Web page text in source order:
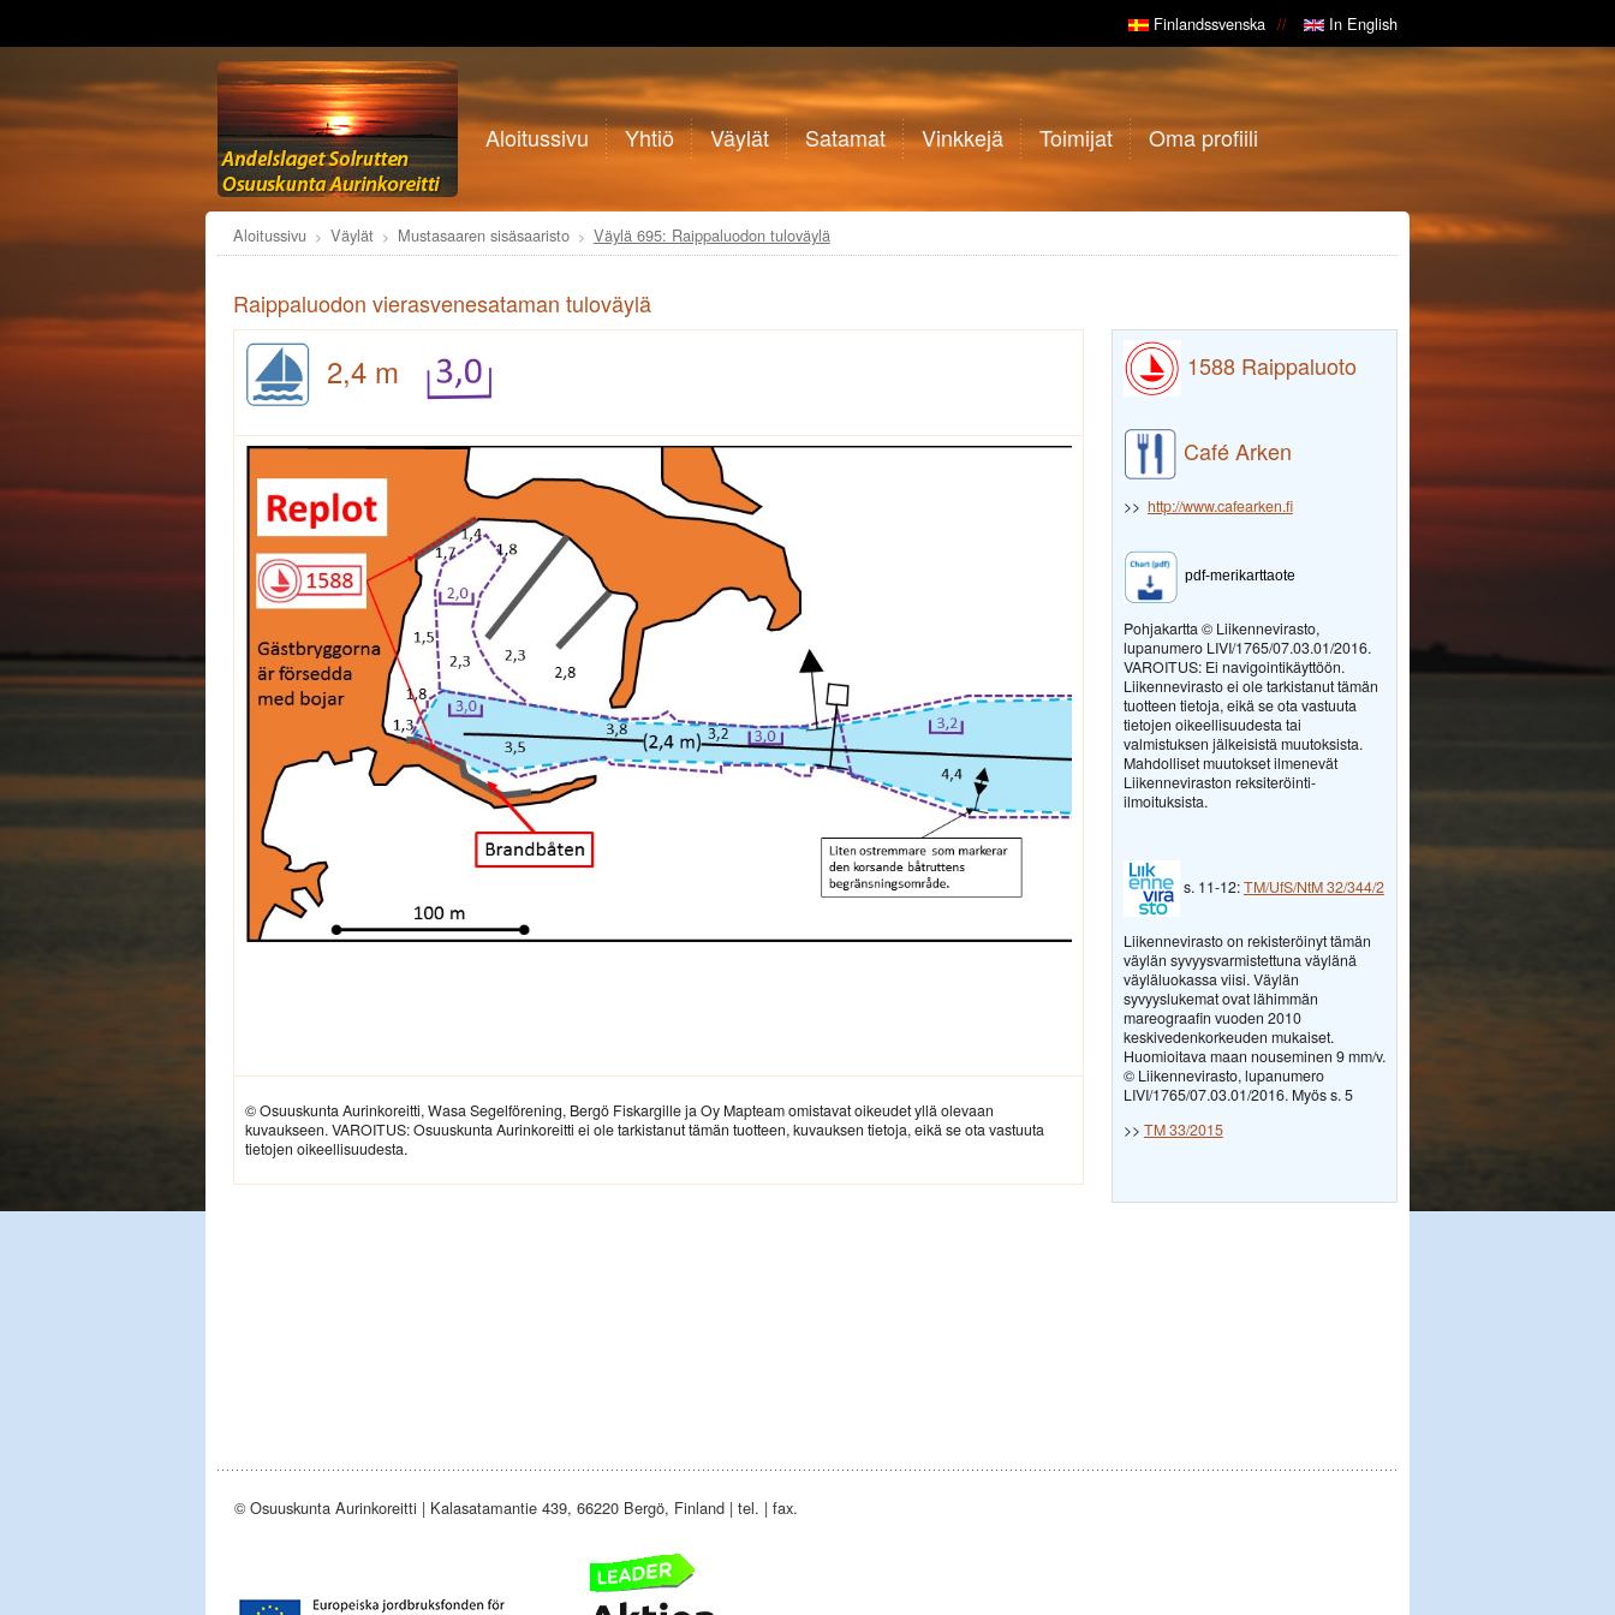
Finlandssvenska In English
Aloitussivu Yhtiö Väylät Satamat Vinkkejä Toimijat Oma profiili
Aloitussivu Väylät Mustasaaren sisäsaaristo Väylä 695: Raippaluodon tuloväylä
Raippaluodon vierasvenesataman tuloväylä
2,4 m
© Osuuskunta Aurinkoreitti, Wasa Segelförening, Bergö Fiskargille ja Oy Mapteam omistavat oikeudet yllä olevaan
kuvaukseen. VAROITUS: Osuuskunta Aurinkoreitti ei ole tarkistanut tämän tuotteen, kuvauksen tietoja, eikä se ota vastuuta
tietojen oikeellisuudesta.
1588 Raippaluoto
Café Arken
>> http://www.cafearken.fi
pdf-merikarttaote
Pohjakartta © Liikennevirasto,
lupanumero LIVI/1765/07.03.01/2016.
VAROITUS: Ei navigointikäyttöön.
Liikennevirasto ei ole tarkistanut tämän
tuotteen tietoja, eikä se ota vastuuta
tietojen oikeellisuudesta tai
valmistuksen jälkeisistä muutoksista.
Mahdolliset muutokset ilmenevät
Liikenneviraston reksiteröinti-
ilmoituksista.
s. 11-12:TM/UfS/NtM 32/344/2
Liikennevirasto on rekisteröinyt tämän
väylän syvyysvarmistettuna väylänä
väyläluokassa viisi. Väylän
syvyyslukemat ovat lähimmän
mareograafin vuoden 2010
keskivedenkorkeuden mukaiset.
Huomioitava maan nouseminen 9 mm/v.
© Liikennevirasto, lupanumero
LIVI/1765/07.03.01/2016. Myös s. 5
>> TM 33/2015
© Osuuskunta Aurinkoreitti | Kalasatamantie 439, 66220 Bergö, Finland | tel. | fax.